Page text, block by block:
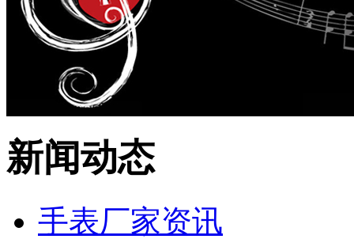
新闻动态
手表厂家资讯